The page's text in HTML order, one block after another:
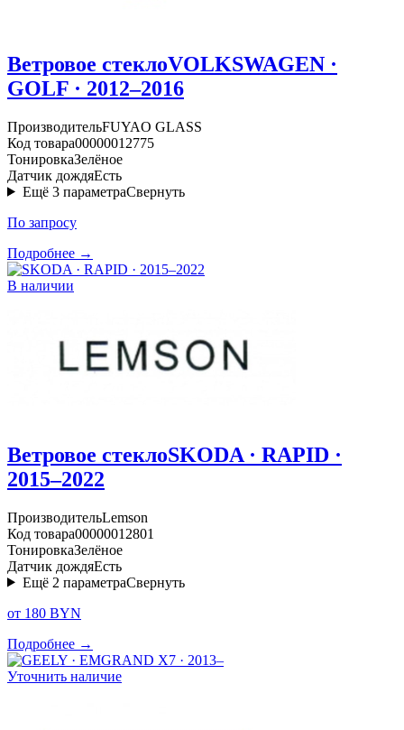
Ветровое стеклоVOLKSWAGEN ·
GOLF · 2012–2016
ПроизводительFUYAO GLASS
Код товара00000012775
ТонировкаЗелёное
Датчик дождяЕсть
Ещё 3 параметраСвернуть
По запросу
Подробнее →
В наличии
Ветровое стеклоSKODA · RAPID ·
2015–2022
ПроизводительLemson
Код товара00000012801
ТонировкаЗелёное
Датчик дождяЕсть
Ещё 2 параметраСвернуть
от 180 BYN
Подробнее →
Уточнить наличие